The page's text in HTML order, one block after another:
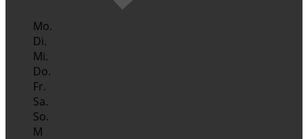
Mo.
Di.
Mi.
Do.
Fr.
Sa.
So.
M